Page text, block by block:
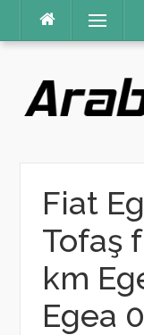
Menü
Fiat
Tofaş
km
Egea